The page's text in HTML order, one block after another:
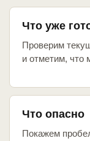
Что уже
Проверим
и отметим, что
Что опасно
Покажем